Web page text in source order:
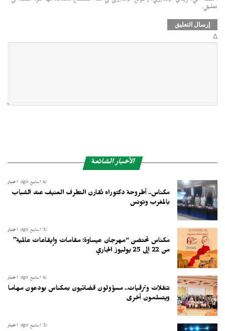
تعليقي.
Δ
الأخبار الشائعة
أخبار 4 أسابيع ago
مكناس.. أطروحة دكتوراه تُقارن التطرف العنيف عند الشباب
بالمغرب وتونس
أخبار 3 أسابيع ago
مكناس تحتضن “مهرجان عيساوة: مقامات وإيقاعات عالمية”
من 22 إلى 25 يوليوز الجاري
أخبار 4 أسابيع ago
تنقلات وترقيات.. مسؤولون قضائيون بمكناس يودعون مهاما
ويتسلمون أخرى
أخبار 3 أسابيع ago